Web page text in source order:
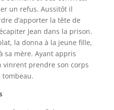
un refus. Aussitôt il
d’apporter la tête de
Jean dans la prison.
la donna à la jeune fille,
sa mère. Ayant appris
vinrent prendre son corps